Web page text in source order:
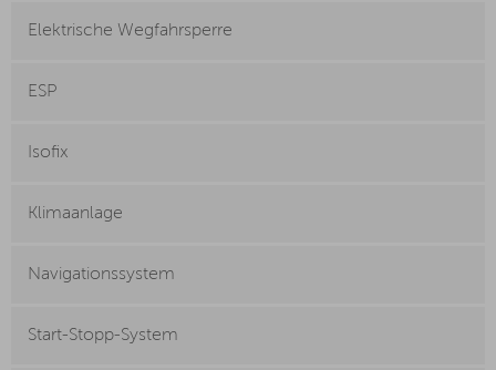
Elektrische Wegfahrsperre
ESP
Isofix
Klimaanlage
Navigationssystem
Start-Stopp-System